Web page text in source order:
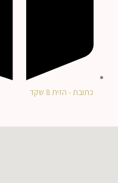
כתובת - הזית 8 שקד